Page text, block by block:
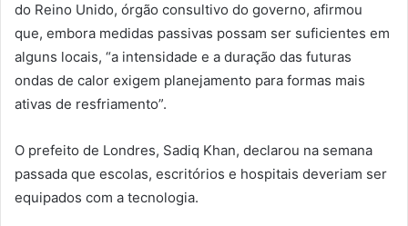
do Reino Unido, órgão consultivo do governo, afirmou
que, embora medidas passivas possam ser suficientes em
alguns locais, “a intensidade e a duração das futuras
ondas de calor exigem planejamento para formas mais
ativas de resfriamento”.
O prefeito de Londres, Sadiq Khan, declarou na semana
passada que escolas, escritórios e hospitais deveriam ser
equipados com a tecnologia.